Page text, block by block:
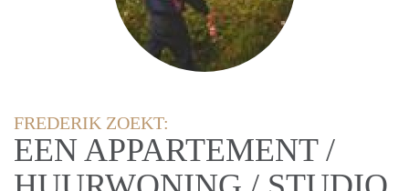
FREDERIK ZOEKT:
EEN APPARTEMENT /